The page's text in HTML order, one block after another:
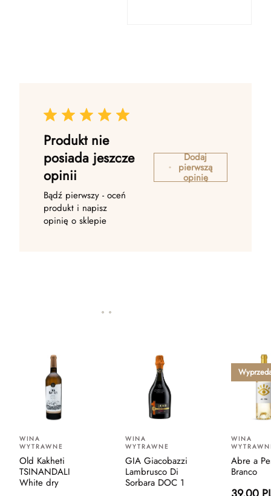
Produkt nie
posiada jeszcze
opinii
Bądź pierwszy - oceń
produkt i napisz
opinię o sklepie
Dodaj
pierwszą
opinię
WINA
WYTRAWNE
Old Kakheti
TSINANDALI
White dry
WINA
WYTRAWNE
GIA Giacobazzi
Lambrusco Di
Sorbara DOC 1
WINA
Abre a
Branco